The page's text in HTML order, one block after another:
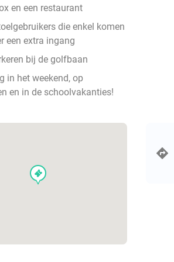
en een restaurant
die enkel komen
een extra ingang
bij de golfbaan
in het weekend, op
en in de schoolvakanties!
events